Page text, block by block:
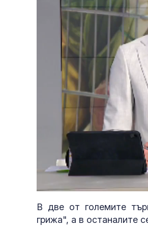
5.27%
В две от големите
грижа", а в останалите